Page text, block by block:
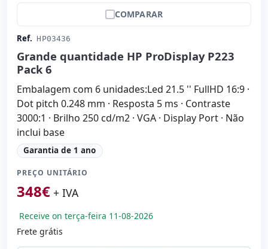
COMPARAR
Ref. HP03436
Grande quantidade HP ProDisplay P223
Pack 6
Embalagem com 6 unidades:Led 21.5 '' FullHD 16:9 ·
Dot pitch 0.248 mm · Resposta 5 ms · Contraste
3000:1 · Brilho 250 cd/m2 · VGA · Display Port · Não
inclui base
Garantia de 1 ano
PREÇO UNITÁRIO
348€ + IVA
Receive on terça-feira 11-08-2026
Frete grátis